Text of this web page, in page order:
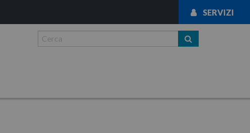
SERVIZI